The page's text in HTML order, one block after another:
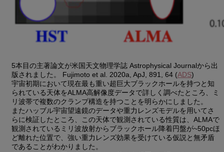
5本目の主著論文が米国天文物理学誌 Astrophysical Journalから出
版されました。 Fujimoto et al. 2020a, ApJ, 891, 64 (ADS)
宇宙初期において現在最も重い超巨大ブラックホールを持つと知
られている天体をALMA高解像度データで詳しく調べたところ、ミ
リ波帯で複数のクランプ構造を持つことを明らかにしました。
またハッブル宇宙望遠鏡のデータや重力レンズモデルを用いてさ
らに検証したところ、この天体で観測されている性質は、ALMAで
観測されているミリ波放射からブラックホール降着円盤が~50pcほ
ど離れた位置で、強い重力レンズ効果を受けている仮説と無矛盾
であることがわかりました。